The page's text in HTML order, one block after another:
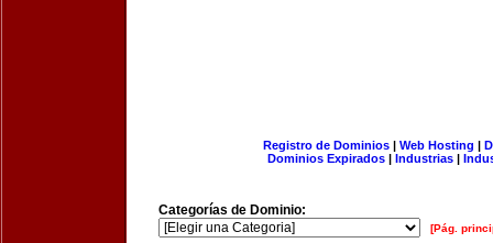
Registro de Dominios| Web Hosting |
Dominios Expirados | Industrias |
Categorías de Dominio:
[Pág.